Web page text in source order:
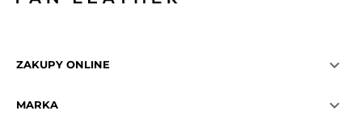
ZAKUPY ONLINE 
MARKA 